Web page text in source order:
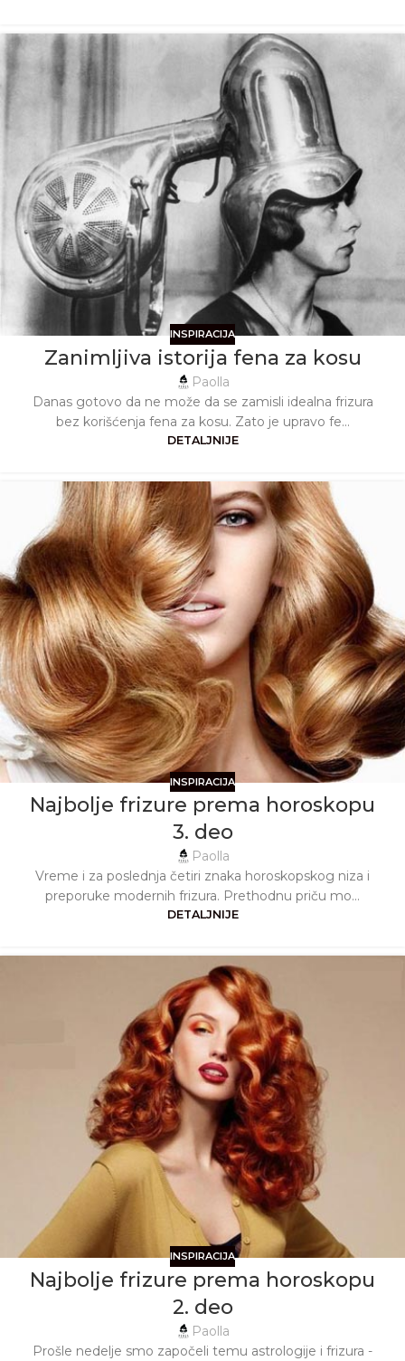
INSPIRACIJA
Zanimljiva istorija fena za kosu
Paolla
Danas gotovo da ne može da se zamisli idealna frizura
bez korišćenja fena za kosu. Zato je upravo fe...
DETALJNIJE
INSPIRACIJA
Najbolje frizure prema horoskopu
3. deo
Paolla
Vreme i za poslednja četiri znaka horoskopskog niza i
preporuke modernih frizura. Prethodnu priču mo...
DETALJNIJE
INSPIRACIJA
Najbolje frizure prema horoskopu
2. deo
Paolla
Prošle nedelje smo započeli temu astrologije i frizura -